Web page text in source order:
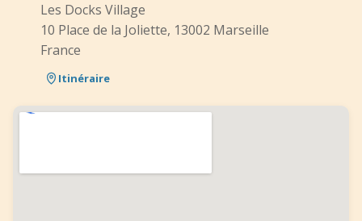
Les Docks Village
10 Place de la Joliette, 13002 Marseille
France
Itinéraire